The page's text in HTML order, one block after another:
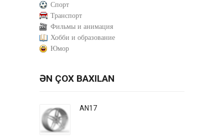
Спорт
Транспорт
Фильмы и анимация
Хобби и образование
Юмор
ƏN ÇOX BAXILAN
AN17